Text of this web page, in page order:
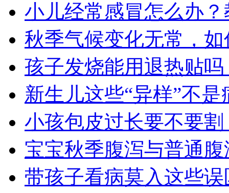
小儿经常感冒怎么办
秋季气候变化无常，
孩子发烧能用退热贴
新生儿这些“异样”不是
小孩包皮过长要不要割
宝宝秋季腹泻与普通
带孩子看病莫入这些误